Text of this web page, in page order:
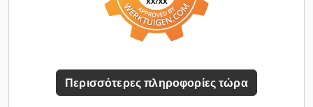
Περισσότερες πληροφορίες τώρα